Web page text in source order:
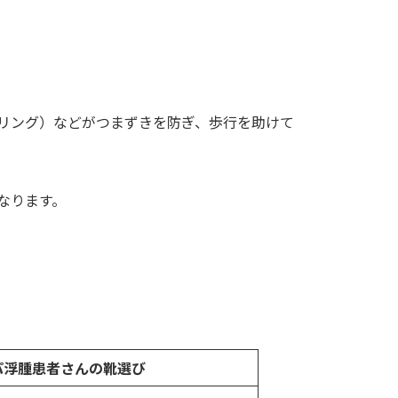
グ）などがつまずきを防ぎ、歩行を助けて
ます。
浮腫患者さんの靴選び